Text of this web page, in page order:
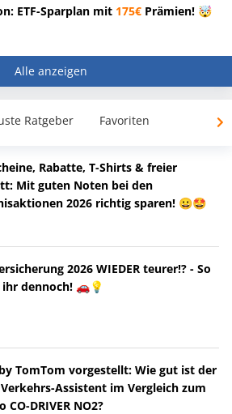
ETF-Sparplan mit 175€ Prämien! 🤯
Alle anzeigen
Ratgeber Favoriten
Rabatte, T-Shirts & freier
Mit guten Noten bei den
2026 richtig sparen! 😀🤩
2026 WIEDER teurer!? - So
dennoch! 🚗💡
TomTom vorgestellt: Wie gut ist der
Assistent im Vergleich zum
CO-DRIVER NO2?